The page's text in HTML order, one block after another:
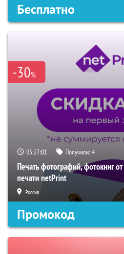
Бесплатно
-30%
05:27:01 Получили:4
Печать фотографий, фотокниг
печати netPrint
Россия
Промокод